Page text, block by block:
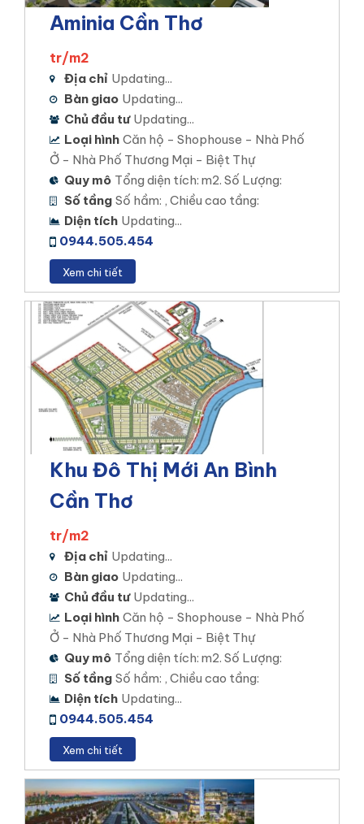
Xem chi tiết
CỒN KHƯƠNG DIAMOND CITY
Vị trí dự án: Cồn Khương, Phường Cái Khế, Quận
Ninh Kiều, TP Cần Thơ
Loại hình đầu tư: Nhà Phố Biệt Thự Thương mại
Diện tích khu đất: 23 ha
Mật độ xây dựng: 55%
Tổng số sản phẩm: 400 sản phẩm.
Xem chi tiết
CỒN KHƯƠNG DIAMOND CITY
Các dự án căn hộ chung cư cao cấp tại Cần
STELLA ICON CẦN THƠ
Vị trí dự án: Võ Văn Kiệt, Phường Bình Thuỷ, Quận
Bình Thuỷ, Thành phố Cần Thơ.
Loại hình đầu tư: Căn hộ – Thương mại
Diện tích khu đất: 1 ha
Mật độ xây dựng: 45%
Tổng số sản phẩm: 350 căn hộ.
Xem chi tiết
Stella Icon Cần Thơ
THIÊN QUÂN MARINA PLAZA
Vị trí dự án: rần Bạch Đằng, Phường An Khánh, Quận
Ninh Kiều, thành phố Cần Thơ
Aminia Cần Thơ
tr/m2
Địa chỉ Updating...
Bàn giao Updating...
Chủ đầu tư Updating...
Loại hình Căn hộ - Shophouse - Nhà Phố
Ở - Nhà Phố Thương Mại - Biệt Thự
Quy mô Tổng diện tích: m2. Số Lượng:
Số tầng Số hầm: , Chiều cao tầng:
Diện tích Updating...
0944.505.454
Xem chi tiết
Khu Đô Thị Mới An Bình
Cần Thơ
tr/m2
Địa chỉ Updating...
Bàn giao Updating...
Chủ đầu tư Updating...
Loại hình Căn hộ - Shophouse - Nhà Phố
Ở - Nhà Phố Thương Mại - Biệt Thự
Quy mô Tổng diện tích: m2. Số Lượng:
Số tầng Số hầm: , Chiều cao tầng:
Diện tích Updating...
0944.505.454
Xem chi tiết